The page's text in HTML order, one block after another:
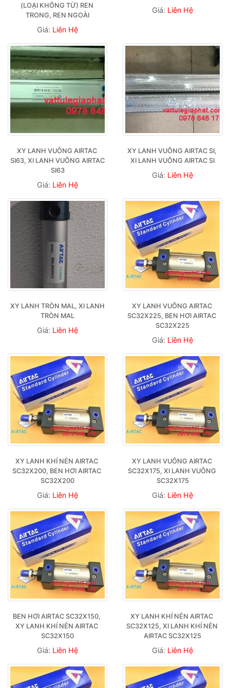
(LOẠI KHÔNG TỪ) REN
TRONG, REN NGOÀI
Giá: Liên Hệ
Giá: Liên Hệ
XY LANH VUÔNG AIRTAC
SI63, XI LANH VUÔNG AIRTAC
SI63
Giá: Liên Hệ
XY LANH VUÔNG AIRTAC SI,
XI LANH VUÔNG AIRTAC SI
Giá: Liên Hệ
XY LANH TRÒN MAL, XI LANH
TRÒN MAL
Giá: Liên Hệ
XY LANH VUÔNG AIRTAC
SC32X225, BEN HƠI AIRTAC
SC32X225
Giá: Liên Hệ
XY LANH KHÍ NÉN AIRTAC
SC32X200, BEN HƠI AIRTAC
SC32X200
Giá: Liên Hệ
XY LANH VUÔNG AIRTAC
SC32X175, XI LANH VUÔNG
SC32X175
Giá: Liên Hệ
BEN HƠI AIRTAC SC32X150,
XY LANH KHÍ NÉN AIRTAC
SC32X150
Giá: Liên Hệ
XY LANH KHÍ NÉN AIRTAC
SC32X125, XI LANH KHÍ NÉN
AIRTAC SC32X125
Giá: Liên Hệ